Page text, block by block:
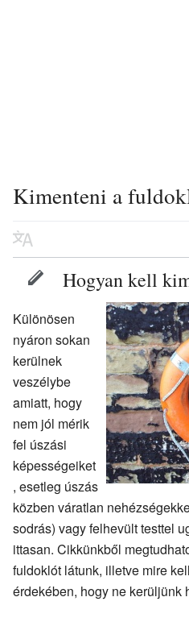
Kimenteni a
Hogyan kell
Különösen
nyáron sokan
kerülnek
veszélybe
amiatt, hogy
nem jól mérik
fel úszási
képességeiket
, esetleg úszás
közben váratlan
sodrás) vagy felhevült testtel
ittasan. Cikkünkből
fuldoklót látunk, illetve mire
érdekében, hogy ne kerüljünk